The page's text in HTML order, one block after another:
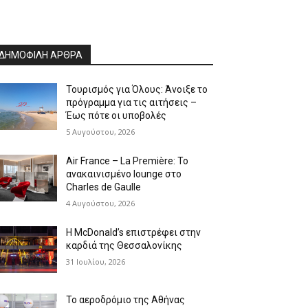
ΑΡΘΡΑ
Τουρισμός για Όλους: Άνοιξε το
πρόγραμμα για τις αιτήσεις –
Έως πότε οι υποβολές
5 Αυγούστου, 2026
Air France – La Première: Το
ανακαινισμένο lounge στο
Charles de Gaulle
4 Αυγούστου, 2026
Η McDonald’s επιστρέφει στην
καρδιά της Θεσσαλονίκης
31 Ιουλίου, 2026
Το αεροδρόμιο της Αθήνας